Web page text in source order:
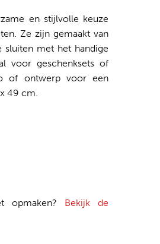
en stijlvolle keuze
Ze zijn gemaakt van
sluiten met het handige
voor geschenksets of
of ontwerp voor een
49 cm.
opmaken? Bekijk de